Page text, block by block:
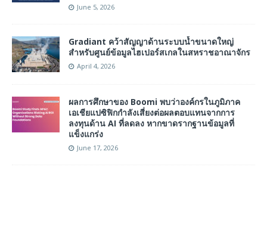
June 5, 2026
Gradiant คว้าสัญญาด้านระบบน้ำขนาดใหญ่
สำหรับศูนย์ข้อมูลไฮเปอร์สเกลในสหราชอาณาจักร
April 4, 2026
ผลการศึกษาของ Boomi พบว่าองค์กรในภูมิภาค
เอเชียแปซิฟิกกำลังเสี่ยงต่อผลตอบแทนจากการ
ลงทุนด้าน AI ที่ลดลง หากขาดรากฐานข้อมูลที่
แข็งแกร่ง
June 17, 2026